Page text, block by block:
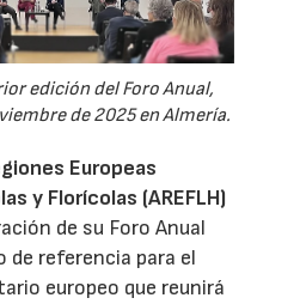
edición del Foro Anual,
de 2025 en Almería.
Europeas
y Florícolas (AREFLH)
de su Foro Anual
de referencia para el
europeo que reunirá